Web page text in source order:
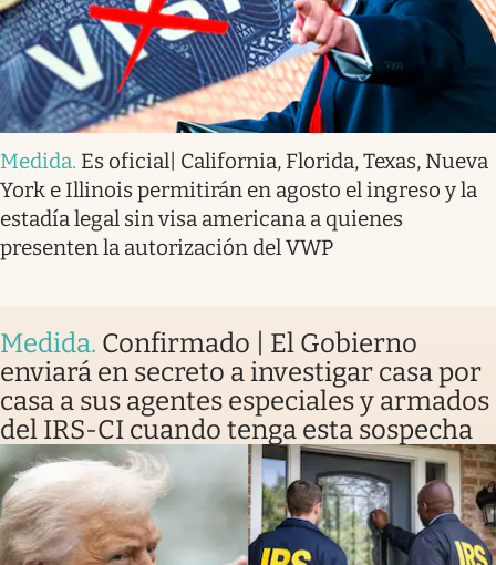
Medida. Es oficial| California, Florida, Texas, Nueva
York e Illinois permitirán en agosto el ingreso y la
estadía legal sin visa americana a quienes
presenten la autorización del VWP
Medida. Confirmado | El Gobierno
enviará en secreto a investigar casa por
casa a sus agentes especiales y armados
del IRS-CI cuando tenga esta sospecha